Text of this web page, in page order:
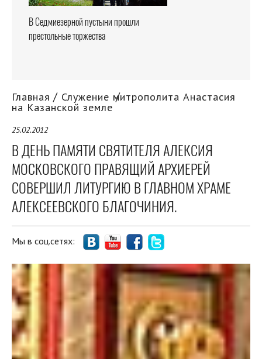
В Седмиезерной пустыни прошли
престольные торжества
Главная Служение митрополита Анастасия
на Казанской земле
25.02.2012
В ДЕНЬ ПАМЯТИ СВЯТИТЕЛЯ АЛЕКСИЯ
МОСКОВСКОГО ПРАВЯЩИЙ АРХИЕРЕЙ
СОВЕРШИЛ ЛИТУРГИЮ В ГЛАВНОМ ХРАМЕ
АЛЕКСЕЕВСКОГО БЛАГОЧИНИЯ.
Мы в соц.сетях: